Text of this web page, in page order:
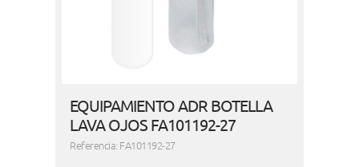
EQUIPAMIENTO ADR BOTELLA
LAVA OJOS FA101192-27
Referencia: FA101192-27